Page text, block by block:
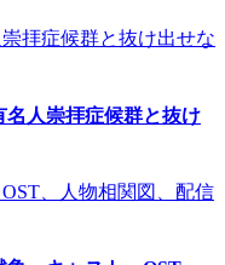
人崇拝症候群と抜け